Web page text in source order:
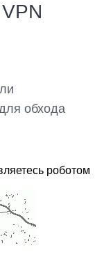
обхода
роботом